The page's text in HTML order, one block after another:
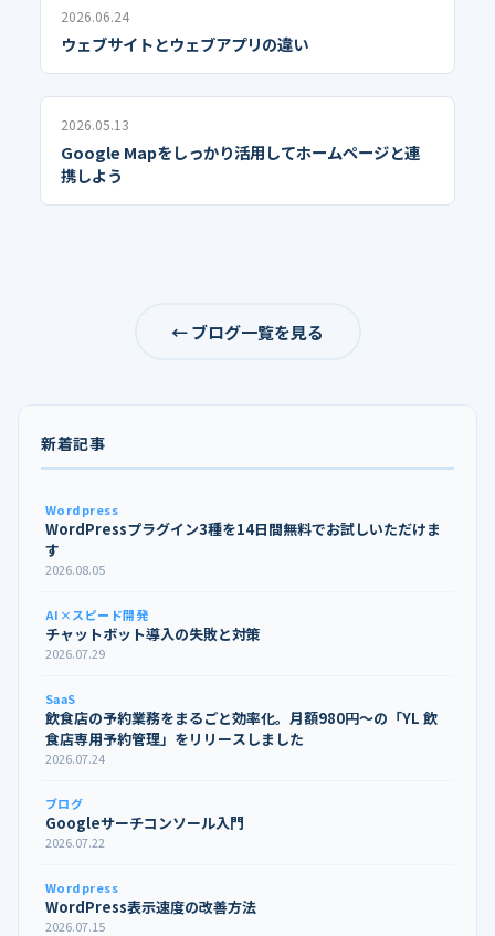
2026.06.24
ウェブサイトとウェブアプリの違い
2026.05.13
Google Mapをしっかり活用してホームページと連
携しよう
← ブログ一覧を見る
新着記事
Wordpress
WordPressプラグイン3種を14日間無料でお試しいただけま
す
2026.08.05
AI×スピード開発
チャットボット導入の失敗と対策
2026.07.29
SaaS
飲食店の予約業務をまるごと効率化。月額980円〜の「YL 飲
食店専用予約管理」をリリースしました
2026.07.24
ブログ
Googleサーチコンソール入門
2026.07.22
Wordpress
WordPress表示速度の改善方法
2026.07.15